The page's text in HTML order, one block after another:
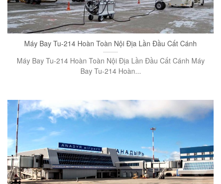
Máy Bay Tu-214 Hoàn Toàn Nội Địa Lần Đầu Cất Cánh
Máy Bay Tu-214 Hoàn Toàn Nội Địa Lần Đầu Cất Cánh Máy
Bay Tu-214 Hoàn...